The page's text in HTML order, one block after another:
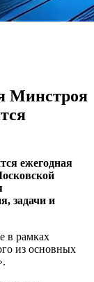
Минстроя
ежегодная
задачи и
в рамках
из основных